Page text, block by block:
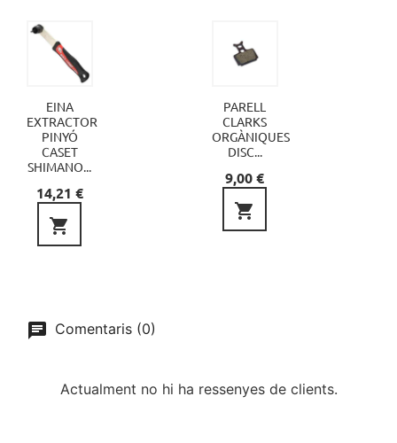
EINA
EXTRACTOR
PINYÓ
CASET
SHIMANO...
Preu
14,21 €

PARELL
CLARKS
ORGÀNIQUES
DISC...
Preu
9,00 €

Comentaris (0)
Actualment no hi ha ressenyes de clients.